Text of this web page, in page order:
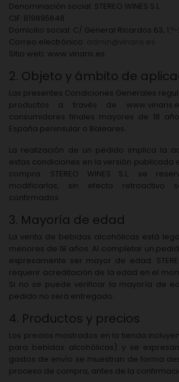
Denominación social: STEREO WINES S.L.
CIF: B19895648
Domicilio social: C/ General Ricardos 63,
Correo electrónico:
Sitio web: www.vinaris.es
2. Objeto y ámbito de
Las presentes Condiciones Generales
productos a través de
consumidores finales mayores de 18
España peninsular o Baleares.
La realización de un pedido implica la
estas condiciones en la versión publicada
compra. STEREO WINES S.L. se
modificarlas, sin efecto retroactivo
confirmados.
3. Mayoría de edad
La venta de bebidas alcohólicas está
menores de 18 años. Al completar un
expresamente ser mayor de edad.
requerir acreditación de la edad en el
Si no se puede verificar la mayoría de
pedido no será entregado.
4. Productos y precios
Los precios mostrados en la tienda
para bebidas alcohólicas) y se
gastos de envío se muestran de forma
proceso de compra, antes de la